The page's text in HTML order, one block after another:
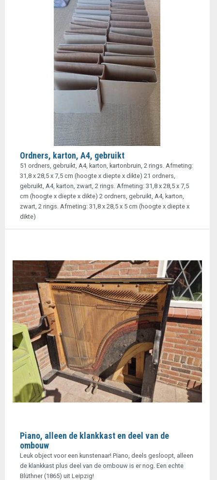
Ordners, karton, A4, gebruikt
51 ordners, gebruikt, A4, karton, kartonbruin, 2 rings. Afmeting:
31,8 x 28,5 x 7,5 cm (hoogte x diepte x dikte) 21 ordners,
gebruikt, A4, karton, zwart, 2 rings. Afmeting: 31,8 x 28,5 x 7,5
cm (hoogte x diepte x dikte) 2 ordners, gebruikt, A4, karton,
zwart, 2 rings. Afmeting: 31,8 x 28,5 x 5 cm (hoogte x diepte x
dikte)
Piano, alleen de klankkast en deel van de
ombouw
Leuk object voor een kunstenaar! Piano, deels gesloopt, alleen
de klankkast plus deel van de ombouw is er nog. Een echte
Blüthner (1865) uit Leipzig!